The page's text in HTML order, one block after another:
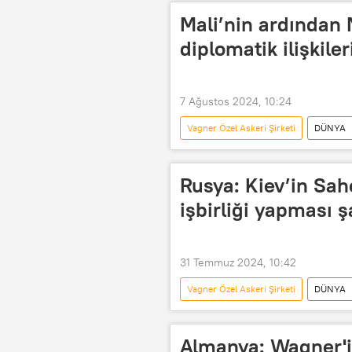
Mali’nin ardından
diplomatik
7 Ağustos 2024, 10:24
Vagner Özel Askeri Şirketi DÜNYA
Mali
Teröre destek
Rusya: Kiev’in
işbirliği yapması
31 Temmuz 2024, 10:42
Vagner Özel Askeri Şirketi DÜNYA
Mariya Zaharova
Ukrayna
Almanya: